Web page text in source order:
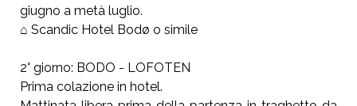
giugno a metà luglio.
⌂ Scandic Hotel Bodø o simile
2° giorno: BODO - LOFOTEN
Prima colazione in hotel.